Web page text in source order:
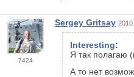
7424
Sergey Gritsay
Interesting:
Я так полагаю
А то нет